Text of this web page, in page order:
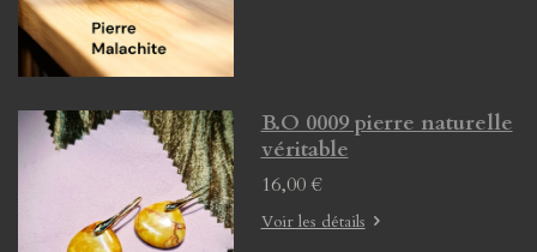
B.O 0009 pierre naturelle
véritable
16,00 €
Voir les détails